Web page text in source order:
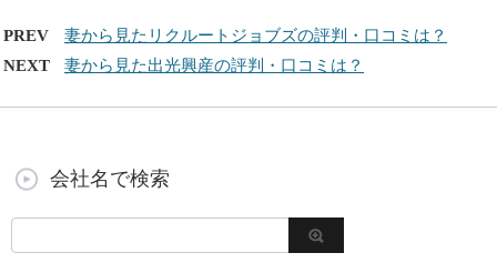
PREV
妻から見たリクルートジョブズの評判・口コミは？
NEXT
妻から見た出光興産の評判・口コミは？
会社名で検索